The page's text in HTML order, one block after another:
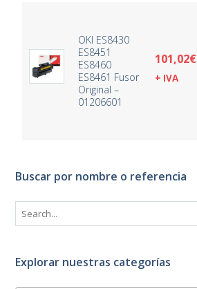
OKI ES8430
ES8451
ES8460
ES8461 Fusor
Original –
01206601
101,02€
+ IVA
Buscar por nombre o referencia
Explorar nuestras categorías